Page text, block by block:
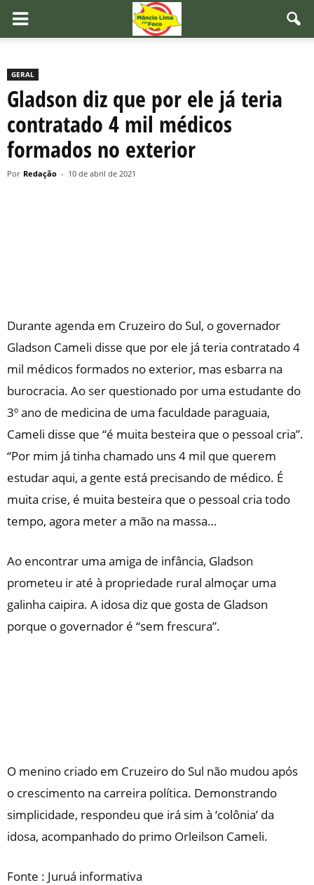
GERAL
Gladson diz que por ele já teria
contratado 4 mil médicos
formados no exterior
Por Redação - 10 de abril de 2021
Durante agenda em Cruzeiro do Sul, o governador
Gladson Cameli disse que por ele já teria contratado 4
mil médicos formados no exterior, mas esbarra na
burocracia. Ao ser questionado por uma estudante do
3º ano de medicina de uma faculdade paraguaia,
Cameli disse que “é muita besteira que o pessoal cria”.
“Por mim já tinha chamado uns 4 mil que querem
estudar aqui, a gente está precisando de médico. É
muita crise, é muita besteira que o pessoal cria todo
tempo, agora meter a mão na massa…
Ao encontrar uma amiga de infância, Gladson
prometeu ir até à propriedade rural almoçar uma
galinha caipira. A idosa diz que gosta de Gladson
porque o governador é “sem frescura”.
O menino criado em Cruzeiro do Sul não mudou após
o crescimento na carreira política. Demonstrando
simplicidade, respondeu que irá sim à ‘colônia’ da
idosa, acompanhado do primo Orleilson Cameli.
Fonte : Juruá informativa